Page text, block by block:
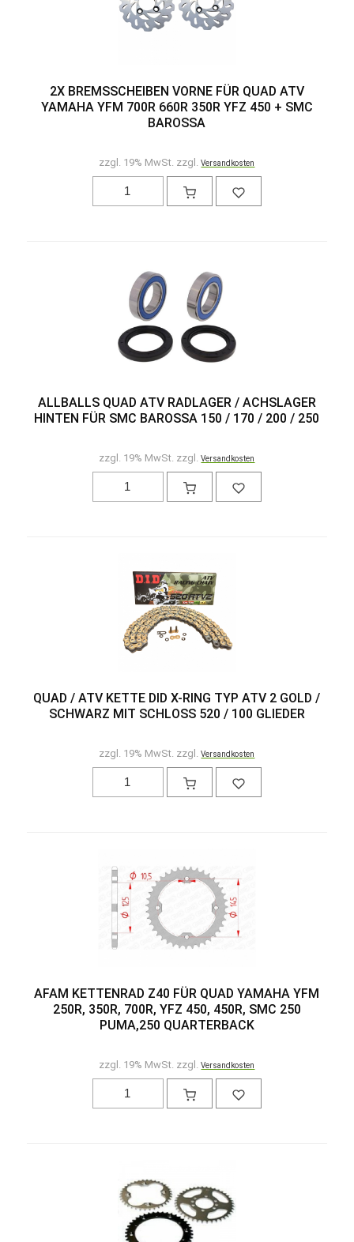
2X BREMSSCHEIBEN VORNE FÜR QUAD ATV
YAMAHA YFM 700R 660R 350R YFZ 450 + SMC
BAROSSA
zzgl. 19% MwSt. zzgl.Versandkosten
ALLBALLS QUAD ATV RADLAGER / ACHSLAGER
HINTEN FÜR SMC BAROSSA 150 / 170 / 200 / 250
zzgl. 19% MwSt. zzgl.Versandkosten
QUAD / ATV KETTE DID X-RING TYP ATV 2 GOLD /
SCHWARZ MIT SCHLOSS 520 / 100 GLIEDER
zzgl. 19% MwSt. zzgl.Versandkosten
AFAM KETTENRAD Z40 FÜR QUAD YAMAHA YFM
250R, 350R, 700R, YFZ 450, 450R, SMC 250
PUMA,250 QUARTERBACK
zzgl. 19% MwSt. zzgl.Versandkosten